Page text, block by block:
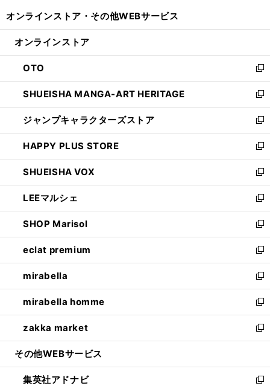
開
ン
ウ
で
開
く
ウ
ン
ド
ウ
で
開
く
オンラインストア・ その他WEBサービス
オンラインストア
OTO
新
し
い
ウ
ィ
ン
ド
ウ
で
開
く
SHUEISHA MANGA-ART HERITAGE
新
し
い
ウ
ィ
ン
ド
ウ
で
開
く
ジャンプキャラクターズストア
新
し
い
ウ
ィ
ン
ド
ウ
で
開
く
HAPPY PLUS STORE
新
し
い
ウ
ィ
ン
ド
ウ
で
開
く
SHUEISHA VOX
新
し
い
ウ
ィ
ン
ド
ウ
で
開
く
LEEマルシェ
新
し
い
ウ
ィ
ン
ド
ウ
で
開
く
SHOP Marisol
新
し
い
ウ
ィ
ン
ド
ウ
で
開
eclat premium
新
し
い
ウ
ィ
ン
ド
ウ
開
く
mirabella
新
し
い
ウ
ィ
ン
ウ
で
mirabella homme
新
し
い
ウ
ン
ド
zakka market
新
し
ウ
ィ
その他WEBサービス
集英社アドナビ 新